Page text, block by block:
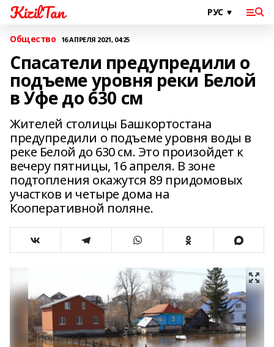
KizilTan
Общество 16 АПРЕЛЯ 2021, 04:25
Спасатели предупредили о
подъеме уровня реки Белой
в Уфе до 630 см
Жителей столицы Башкортостана
предупредили о подъеме уровня воды в
реке Белой до 630 см. Это произойдет к
вечеру пятницы, 16 апреля. В зоне
подтопления окажутся 89 придомовых
участков и четыре дома на
Кооперативной поляне.